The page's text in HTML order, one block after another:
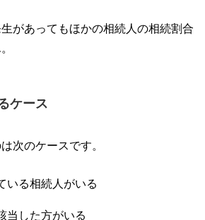
があってもほかの相続人の相続割合
ケース
次のケースです。
いる相続人がいる
当した方がいる